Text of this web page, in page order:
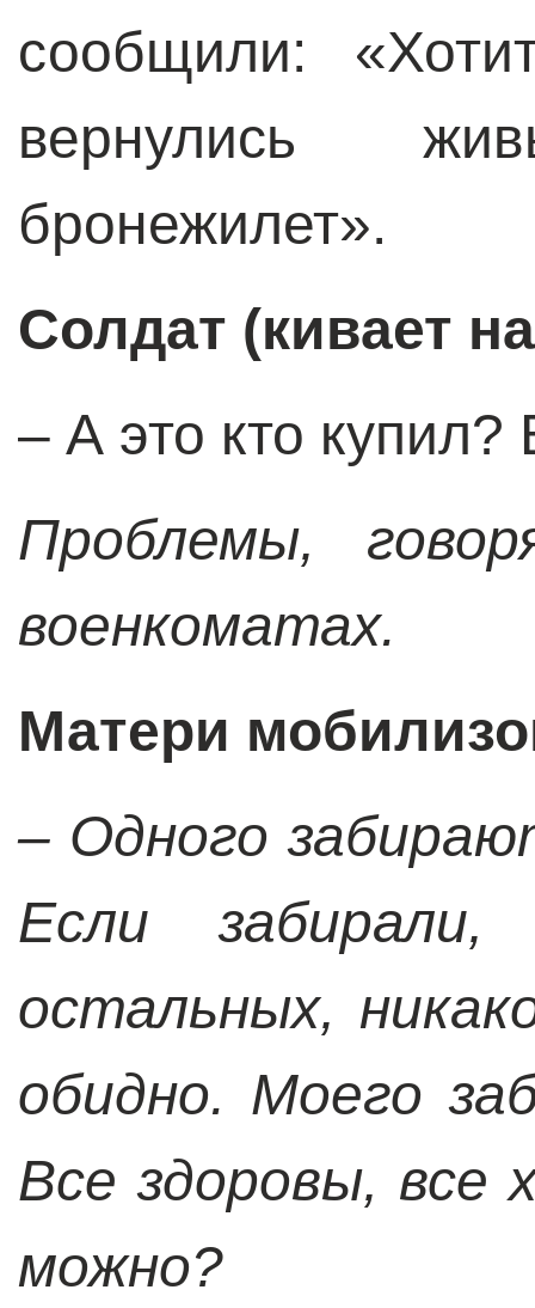
сообщили:
вернулись
бронежилет».
Солдат (кивает
– А это кто
Проблемы,
военкоматах.
Матери
– Одного
Если
остальных,
обидно. Моего
Все здоровы, все
можно?